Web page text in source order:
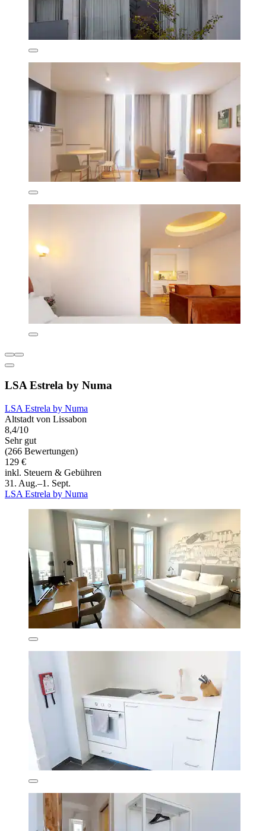
LSA Estrela by Numa
LSA Estrela by Numa
Altstadt von Lissabon
8,4/10
Sehr gut
(266 Bewertungen)
129 €
inkl. Steuern & Gebühren
31. Aug.–1. Sept.
LSA Estrela by Numa